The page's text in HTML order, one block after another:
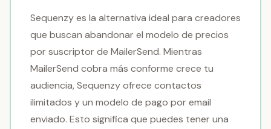
Sequenzy es la alternativa ideal para creadores
que buscan abandonar el modelo de precios
por suscriptor de MailerSend. Mientras
MailerSend cobra más conforme crece tu
audiencia, Sequenzy ofrece contactos
ilimitados y un modelo de pago por email
enviado. Esto significa que puedes tener una